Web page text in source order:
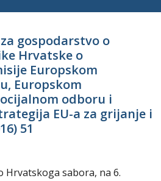
gospodarstvo o
Hrvatske o
Europskom
Europskom
odboru i
EU-a za grijanje i
51
Hrvatskoga sabora, na 6.